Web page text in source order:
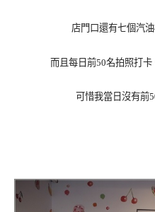
店門口還有七個汽
而且每日前50名拍照打卡
可惜我當日沒有前